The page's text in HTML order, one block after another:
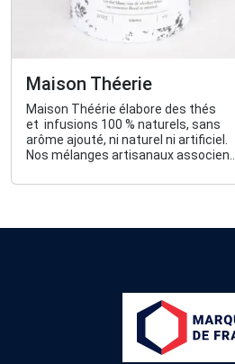
Maison Théerie
Maison Théérie élabore des thés
et infusions 100 % naturels, sans
arôme ajouté, ni naturel ni artificiel.
Nos mélanges artisanaux associent
des épices entières, pour une